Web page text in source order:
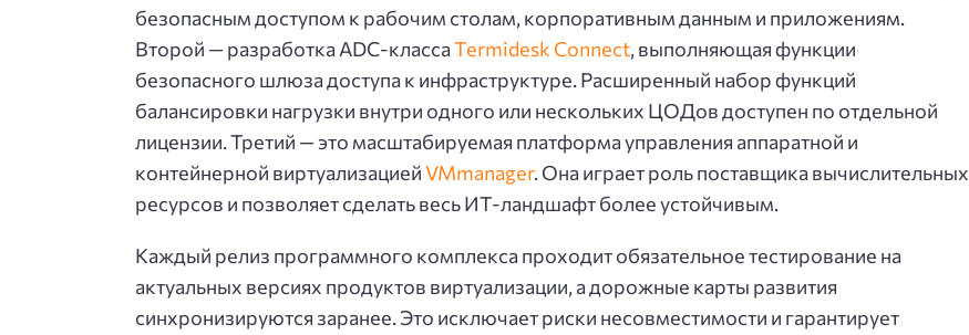
безопасным доступом к рабочим столам, корпоративным данным и приложениям.
Второй — разработка ADC-классаTermidesk Connect, выполняющая функции
безопасного шлюза доступа к инфраструктуре. Расширенный набор функций
балансировки нагрузки внутри одного или нескольких ЦОДов доступен по отдельной
лицензии. Третий — это масштабируемая платформа управления аппаратной и
контейнерной виртуализациейVMmanager. Она играет роль поставщика вычислительных
ресурсов и позволяет сделать весь ИТ-ландшафт более устойчивым.
Каждый релиз программного комплекса проходит обязательное тестирование на
актуальных версиях продуктов виртуализации, а дорожные карты развития
синхронизируются заранее. Это исключает риски несовместимости и гарантирует